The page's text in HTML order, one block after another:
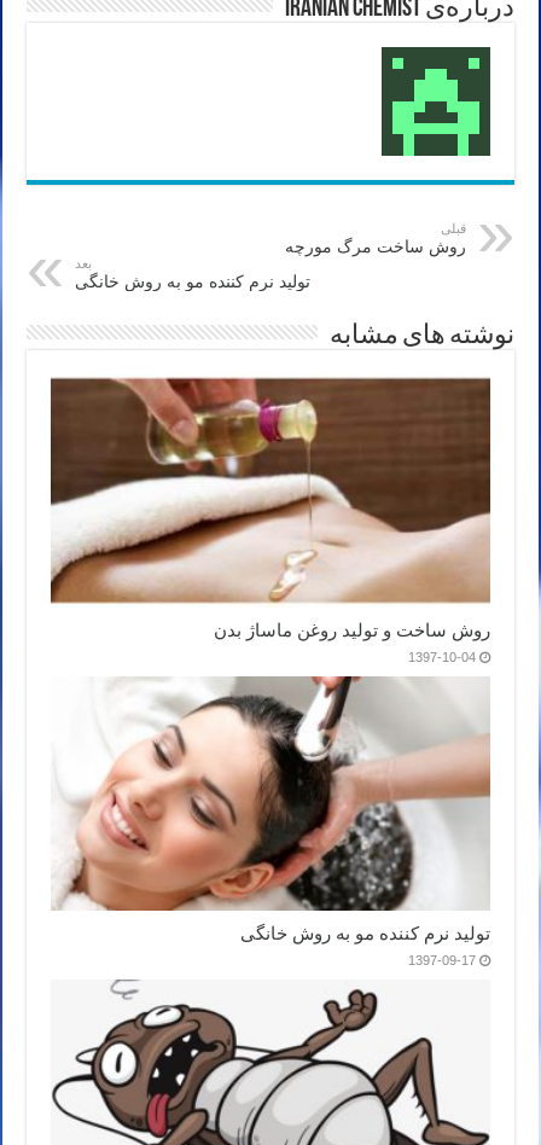
درباره‌ی Iranian Chemist
قبلی
روش ساخت مرگ مورچه
بعد
تولید نرم کننده مو به روش خانگی
نوشته های مشابه
روش ساخت و تولید روغن ماساژ بدن
1397-10-04
تولید نرم کننده مو به روش خانگی
1397-09-17